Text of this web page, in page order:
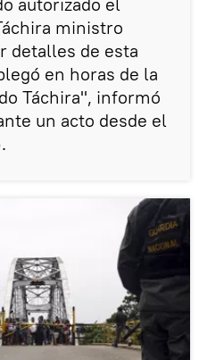
ministro
detalles de esta
en horas de la
Táchira", informó
un acto desde el